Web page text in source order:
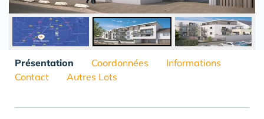
Présentation Coordonnées
Informations
Contact
Autres Lots